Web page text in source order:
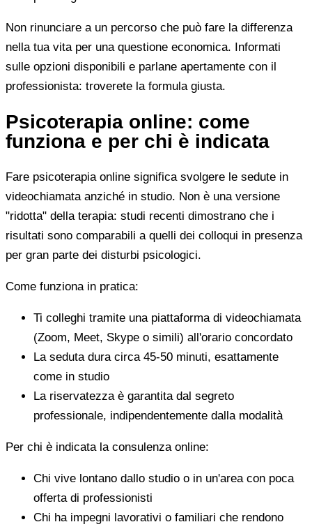
Non rinunciare a un percorso che può fare la differenza
nella tua vita per una questione economica. Informati
sulle opzioni disponibili e parlane apertamente con il
professionista: troverete la formula giusta.
Psicoterapia online: come
funziona e per chi è indicata
Fare psicoterapia online significa svolgere le sedute in
videochiamata anziché in studio. Non è una versione
"ridotta" della terapia: studi recenti dimostrano che i
risultati sono comparabili a quelli dei colloqui in presenza
per gran parte dei disturbi psicologici.
Come funziona in pratica:
Ti colleghi tramite una piattaforma di videochiamata
(Zoom, Meet, Skype o simili) all'orario concordato
La seduta dura circa 45-50 minuti, esattamente
come in studio
La riservatezza è garantita dal segreto
professionale, indipendentemente dalla modalità
Per chi è indicata la consulenza online:
Chi vive lontano dallo studio o in un'area con poca
offerta di professionisti
Chi ha impegni lavorativi o familiari che rendono